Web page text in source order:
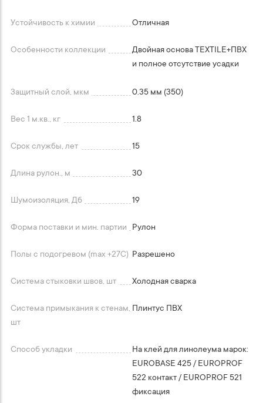
Устойчивость к химии Отличная
Особенности коллекции
Двойная основа TEXTILE+ПВХ
и полное отсутствие усадки
Защитный слой, мкм 0.35 мм (350)
Вес 1 м.кв., кг 1.8
Срок службы, лет 15
Длина рулон., м 30
Шумоизоляция, Дб 19
Форма поставки и мин. партии Рулон
Полы с подогревом (max +27C) Разрешено
Система стыковки швов, шт Холодная сварка
Система примыкания к стенам,
шт
Плинтус ПВХ
Способ укладки
На клей для линолеума марок:
EUROBASE 425 / EUROPROF
522 контакт / EUROPROF 521
фиксация